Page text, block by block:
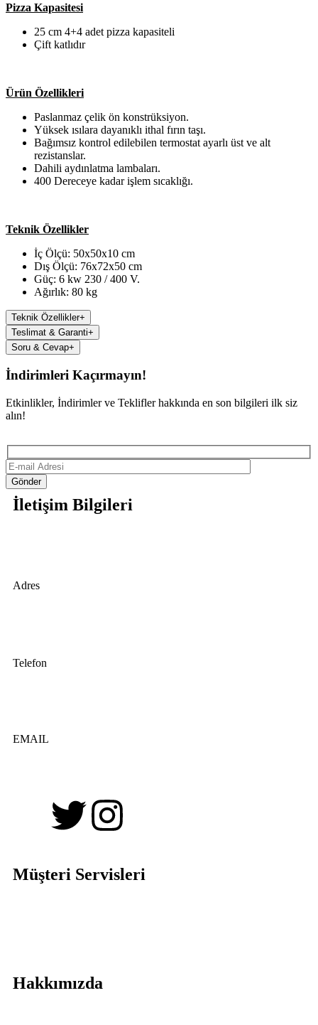
Pizza Kapasitesi
25 cm 4+4 adet pizza kapasiteli
Çift katlıdır
Ürün Özellikleri
Paslanmaz çelik ön konstrüksiyon.
Yüksek ısılara dayanıklı ithal fırın taşı.
Bağımsız kontrol edilebilen termostat ayarlı üst ve alt
rezistanslar.
Dahili aydınlatma lambaları.
400 Dereceye kadar işlem sıcaklığı.
Teknik Özellikler
İç Ölçü: 50x50x10 cm
Dış Ölçü: 76x72x50 cm
Güç: 6 kw 230 / 400 V.
Ağırlık: 80 kg
Teknik Özellikler+
Teslimat & Garanti+
Soru & Cevap+
İndirimleri Kaçırmayın!
Etkinlikler, İndirimler ve Teklifler hakkında en son bilgileri ilk siz
alın!
Gönder
İletişim Bilgileri
Adres
Telefon
EMAIL
Müşteri Servisleri
Hakkımızda